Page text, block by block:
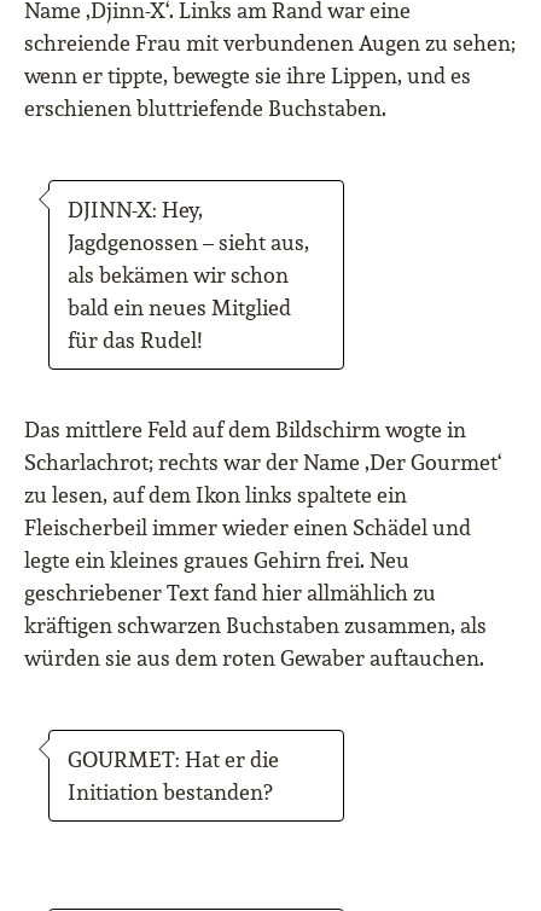
Name ‚Djinn-X‘. Links am Rand war eine
schreiende Frau mit verbundenen Augen zu sehen;
wenn er tippte, bewegte sie ihre Lippen, und es
erschienen bluttriefende Buchstaben.
DJINN-X: Hey,
Jagdgenossen – sieht aus,
als bekämen wir schon
bald ein neues Mitglied
für das Rudel!
Das mittlere Feld auf dem Bildschirm wogte in
Scharlachrot; rechts war der Name ‚Der Gourmet‘
zu lesen, auf dem Ikon links spaltete ein
Fleischerbeil immer wieder einen Schädel und
legte ein kleines graues Gehirn frei. Neu
geschriebener Text fand hier allmählich zu
kräftigen schwarzen Buchstaben zusammen, als
würden sie aus dem roten Gewaber auftauchen.
GOURMET: Hat er die
Initiation bestanden?